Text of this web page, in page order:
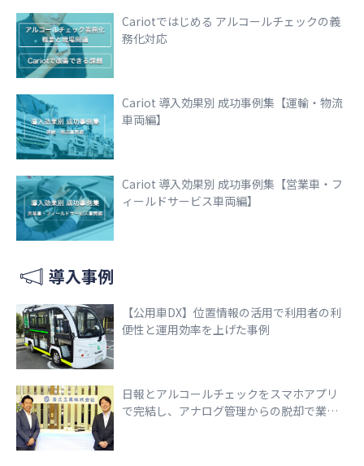
Cariotではじめる アルコールチェックの義
務化対応
Cariot 導入効果別 成功事例集【運輸・物流
車両編】
Cariot 導入効果別 成功事例集【営業車・フ
ィールドサービス車両編】
導入事例
【公用車DX】位置情報の活用で利用者の利
便性と運用効率を上げた事例
日報とアルコールチェックをスマホアプリ
で完結し、アナログ管理からの脱却で業務